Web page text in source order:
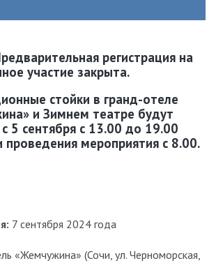
регистрация на
участие закрыта.
стойки в гранд-отеле
и Зимнем театре будут
5 сентября с 13.00 до 19.00
проведения мероприятия с 8.00.
7 сентября 2024 года
«Жемчужина» (Сочи, ул. Черноморская,